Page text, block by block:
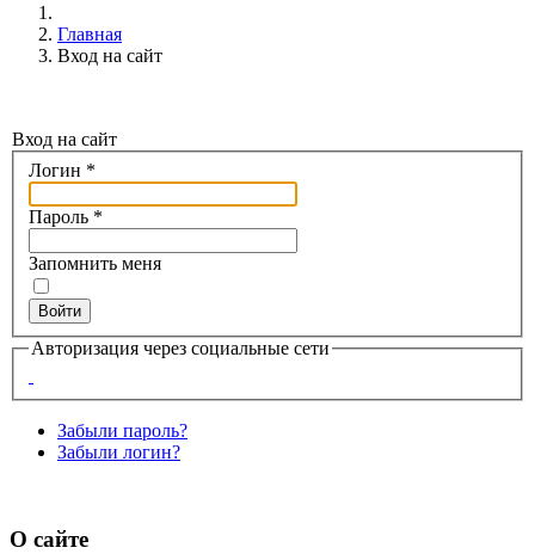
Главная
Вход на сайт
Вход на сайт
Логин *
Пароль *
Запомнить меня
Войти
Авторизация через социальные сети
Забыли пароль?
Забыли логин?
О сайте